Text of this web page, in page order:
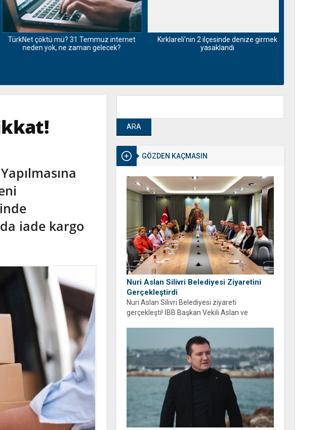
TürkNet çöktü mü? 31 Temmuz internet
neden yok, ne zaman gelecek?
Kırklareli’nin 2 ilçesinde denize girmek
yasaklandı
GÖZDEN KAÇMASIN
Nuri Aslan Silivri Belediyesi Ziyaretini
Gerçekleştirdi
Nuri Aslan Silivri Belediyesi ziyareti
gerçekleşti! İBB Başkan Vekili Aslan ve
iade kargo